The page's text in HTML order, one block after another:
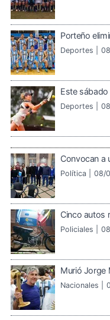
Porteño
Deportes |
Este
Deportes |
Convocan a
Política | 08/
Cinco autos
Policiales |
Murió Jorge
Nacionales |